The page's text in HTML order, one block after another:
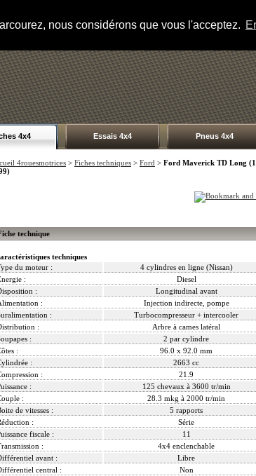
nous considérons que vous l'acceptez.
4x4 Essais 4x4 Pneus 4x4
4rouesmotrices > Fiches techniques > Ford > Ford Maverick TD Long
technique
techniques
du moteur :
4 cylindres en ligne (Nissan)
:
Diesel
:
Longitudinal avant
:
Injection indirecte, pompe
:
Turbocompresseur + intercooler
:
Arbre à cames latéral
:
2 par cylindre
:
96.0 x 92.0 mm
:
2663 cc
:
21.9
:
125 chevaux à 3600 tr/min
:
28.3 mkg à 2000 tr/min
de vitesses :
5 rapports
:
Série
fiscale :
11
:
4x4 enclenchable
avant :
Libre
central :
Non